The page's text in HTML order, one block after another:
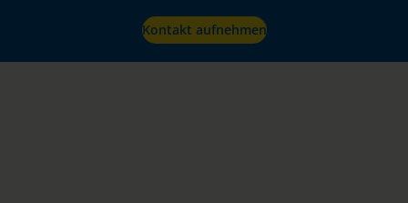
Kontakt aufnehmen